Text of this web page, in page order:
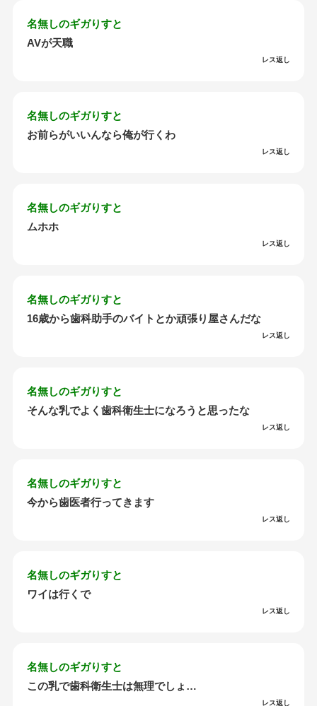
名無しのギガりすと
AVが天職
レス返し
名無しのギガりすと
お前らがいいんなら俺が行くわ
レス返し
名無しのギガりすと
ムホホ
レス返し
名無しのギガりすと
16歳から歯科助手のバイトとか頑張り屋さんだな
レス返し
名無しのギガりすと
そんな乳でよく歯科衛生士になろうと思ったな
レス返し
名無しのギガりすと
今から歯医者行ってきます
レス返し
名無しのギガりすと
ワイは行くで
レス返し
名無しのギガりすと
この乳で歯科衛生士は無理でしょ…
レス返し